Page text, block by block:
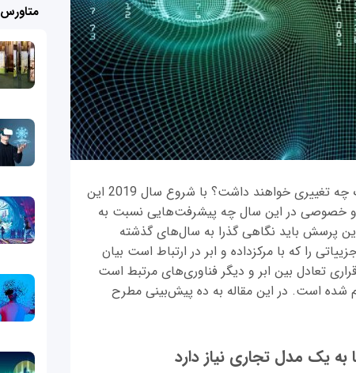
پرسش تکراری ابتدای هر سال این است: فناوری‌های بزرگ چه تغییری خواهند داشت؟ با شروع سال 2019 این
و خصوصی در این سال چه پیشرفت‌هایی نسبت به
پرسش باید نگاهی گذرا به سال‌های گذشته
را که با مرکزداده و ابر در ارتباط است بیان
تعادل بین ابر و دیگر فناوری‌های مرتبط است
شده است. در این مقاله به ده پیش‌بینی مطرح
متاورس